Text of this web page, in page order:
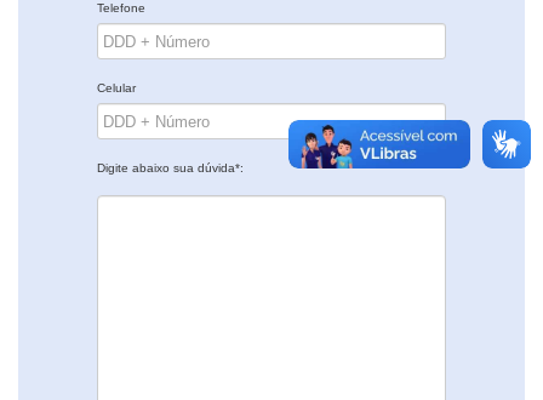
Telefone
Celular
Digite abaixo sua dúvida*: